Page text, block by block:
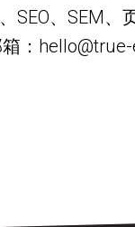
、SEM
：hello@true-